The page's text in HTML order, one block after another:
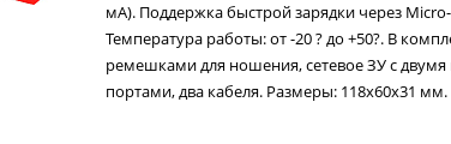
мА). Поддержка быстрой зарядки через
Температура работы: от -20 ? до +50?. В
ремешками для ношения, сетевое ЗУ с
портами, два кабеля. Размеры: 118х60х31